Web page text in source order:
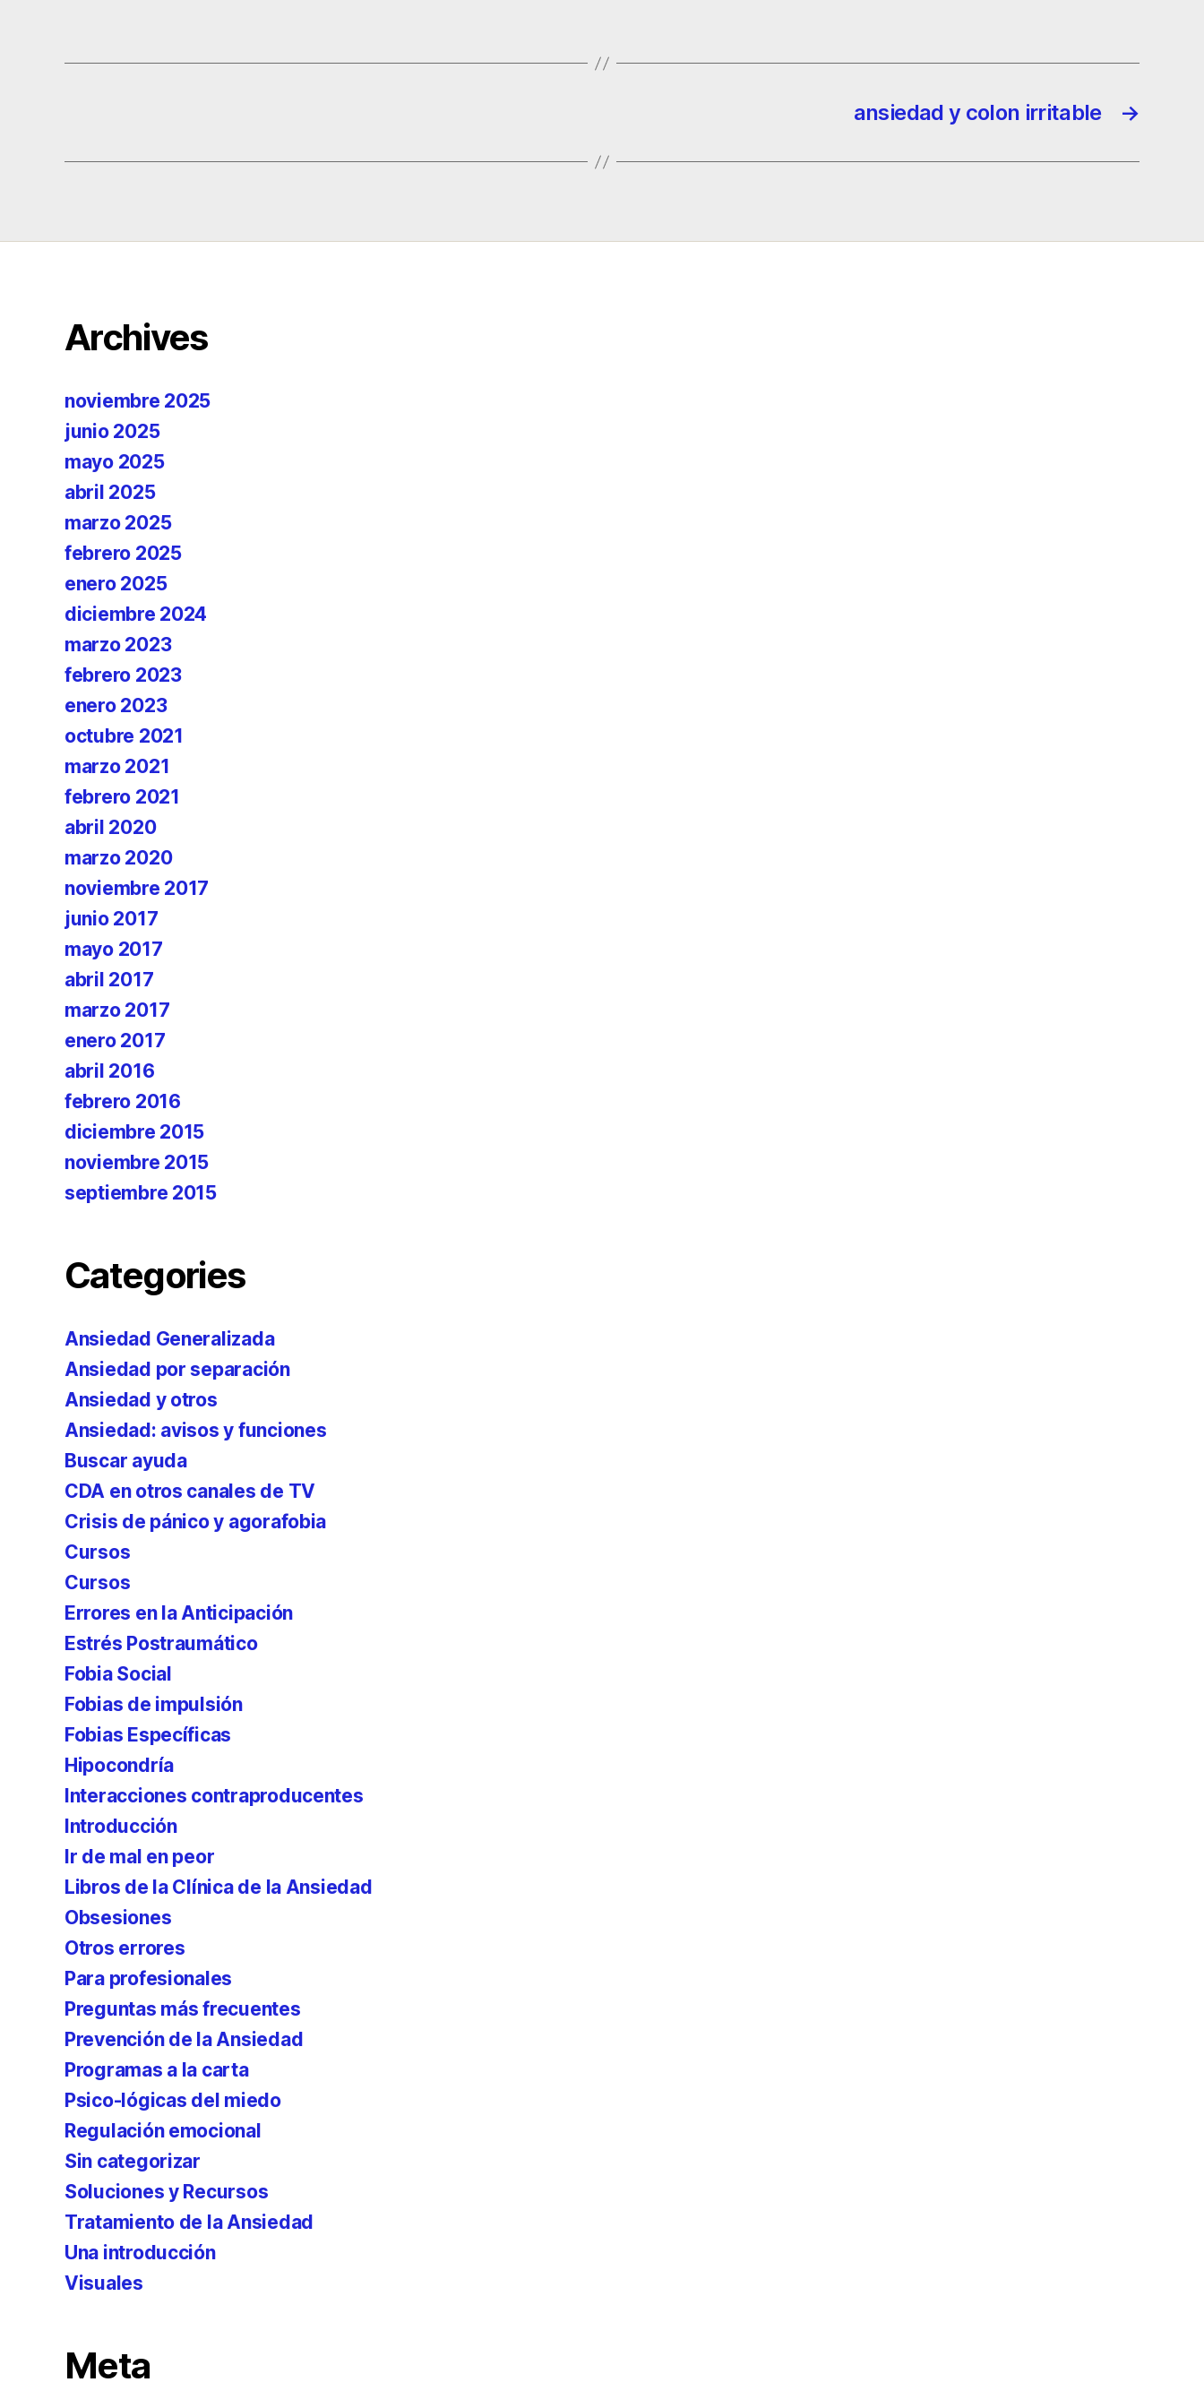
→
ansiedad y colon irritable
Archives
noviembre 2025
junio 2025
mayo 2025
abril 2025
marzo 2025
febrero 2025
enero 2025
diciembre 2024
marzo 2023
febrero 2023
enero 2023
octubre 2021
marzo 2021
febrero 2021
abril 2020
marzo 2020
noviembre 2017
junio 2017
mayo 2017
abril 2017
marzo 2017
enero 2017
abril 2016
febrero 2016
diciembre 2015
noviembre 2015
septiembre 2015
Categories
Ansiedad Generalizada
Ansiedad por separación
Ansiedad y otros
Ansiedad: avisos y funciones
Buscar ayuda
CDA en otros canales de TV
Crisis de pánico y agorafobia
Cursos
Cursos
Errores en la Anticipación
Estrés Postraumático
Fobia Social
Fobias de impulsión
Fobias Específicas
Hipocondría
Interacciones contraproducentes
Introducción
Ir de mal en peor
Libros de la Clínica de la Ansiedad
Obsesiones
Otros errores
Para profesionales
Preguntas más frecuentes
Prevención de la Ansiedad
Programas a la carta
Psico-lógicas del miedo
Regulación emocional
Sin categorizar
Soluciones y Recursos
Tratamiento de la Ansiedad
Una introducción
Visuales
Meta